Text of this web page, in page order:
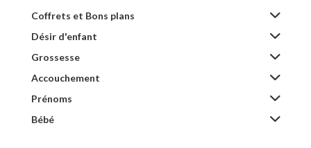
Coffrets et Bons plans
Désir d'enfant
Grossesse
Accouchement
Prénoms
Bébé